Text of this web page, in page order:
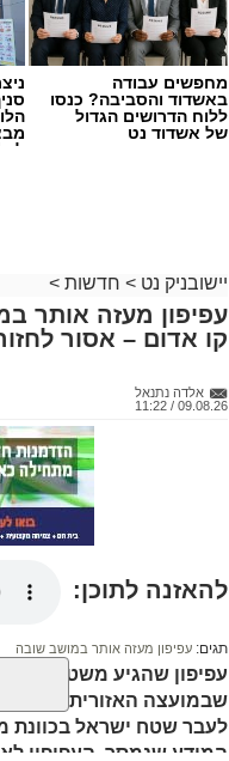
מחפשים עבודה
באשדוד והסביבה? כנסו
ללוח הדרושים הגדול
של אשדוד נט
יישובניק נט > חדשות >
עפיפון מעזה אותר
קו אדום – אסור
אלדה נתנאל
09.08.26 / 11:22
להאזנה לתוכן:
תגים: עפיפון מעזה אותר במושב שובה
עפיפון שהגיע משטח
שבמועצה האזורית שדות
לעבר שטח ישראל בכוונת
המידע שנמסר, העפיפון